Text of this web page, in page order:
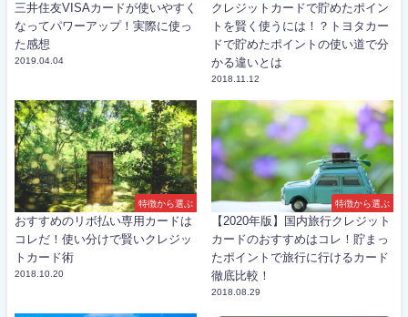
三井住友VISAカードが使いやすく
なってパワーアップ！実際に使っ
た感想
2019.04.04
クレジットカードで貯めたポイン
トを賢く使うには！？トヨタカー
ドで貯めたポイントの使い道で分
かる違いとは
2018.11.12
特徴から選ぶ
おすすめのリボ払い専用カードは
コレだ！使い分けで賢いクレジッ
トカード術
2018.10.20
特徴から選ぶ
【2020年版】国内旅行クレジット
カードのおすすめはコレ！貯まっ
たポイントで旅行に行けるカード
徹底比較！
2018.08.29